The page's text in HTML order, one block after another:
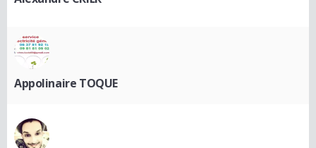
Appolinaire TOQUE